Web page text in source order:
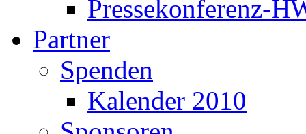
Pressekonferenz-
Partner
Spenden
Kalender 2010